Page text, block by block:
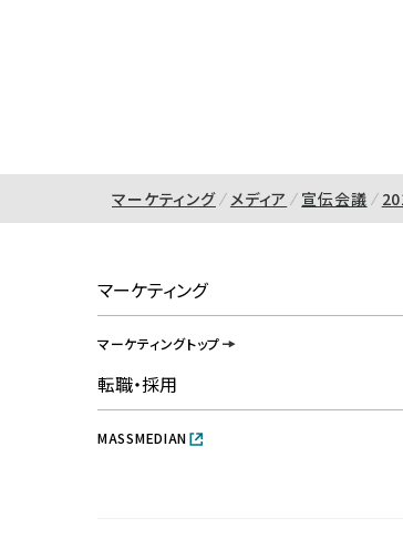
マーケティング メディア 宣伝会議
マーケティング
マーケティングトップ
転職・採用
MASSMEDIAN